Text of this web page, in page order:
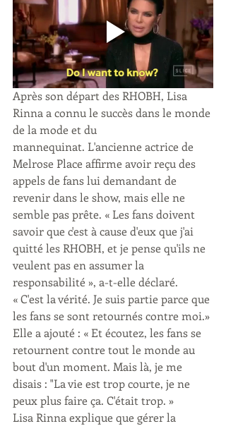
Après son départ des RHOBH, Lisa
Rinna a connu le succès dans le monde
de la mode et du
mannequinat. L'ancienne actrice de
Melrose Place affirme avoir reçu des
appels de fans lui demandant de
revenir dans le show, mais elle ne
semble pas prête. « Les fans doivent
savoir que c'est à cause d'eux que j'ai
quitté les RHOBH, et je pense qu'ils ne
veulent pas en assumer la
responsabilité », a-t-elle déclaré.
« C'est la vérité. Je suis partie parce que
les fans se sont retournés contre moi.»
Elle a ajouté : « Et écoutez, les fans se
retournent contre tout le monde au
bout d'un moment. Mais là, je me
disais : "La vie est trop courte, je ne
peux plus faire ça. C'était trop. »
Lisa Rinna explique que gérer la